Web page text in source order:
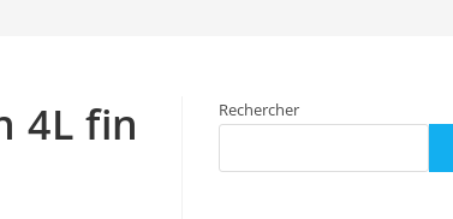
4L fin
Rechercher